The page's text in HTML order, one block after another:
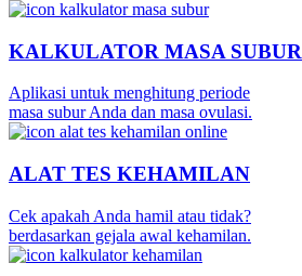
KALKULATOR MASA SUBUR
Aplikasi untuk menghitung periode
masa subur Anda dan masa ovulasi.
ALAT TES KEHAMILAN
Cek apakah Anda hamil atau tidak?
berdasarkan gejala awal kehamilan.